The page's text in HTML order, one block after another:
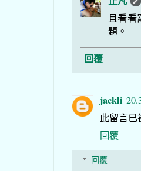
且看看
題。
回覆
jackli
此留言已
回覆
回覆